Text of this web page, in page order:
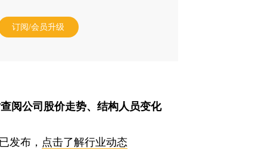
订阅/会员升级
查阅公司股价走势、结构人员变化
发布， 点击了解行业动态